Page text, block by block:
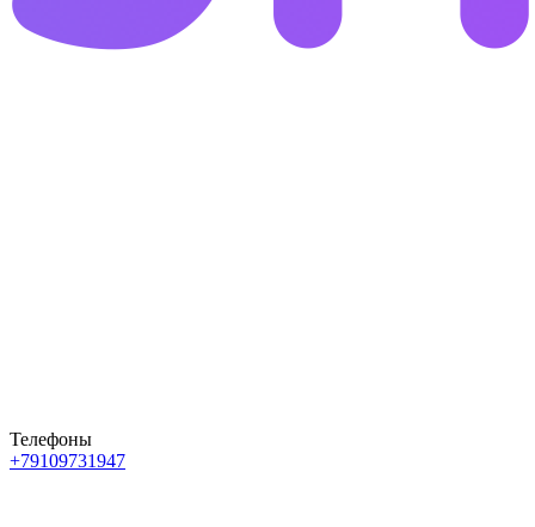
Телефоны
+79109731947